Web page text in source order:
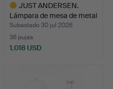
JUST ANDERSEN.
Lámpara de mesa de metal
di…
Subastado 30 jul 2026
36 pujas
1.018 USD